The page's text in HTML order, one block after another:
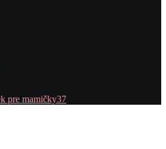
pre mamičky37